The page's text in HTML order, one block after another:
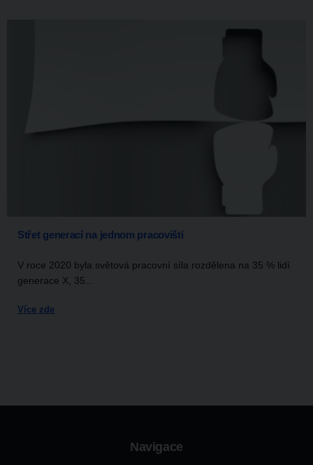
Střet generací na jednom pracovišti
V roce 2020 byla světová pracovní síla rozdělena na 35 % lidí
generace X, 35...
Více zde
Navigace